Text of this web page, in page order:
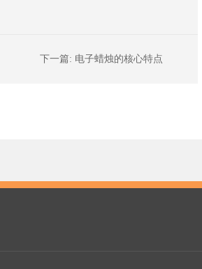
下一篇: 电子蜡烛的核心特点